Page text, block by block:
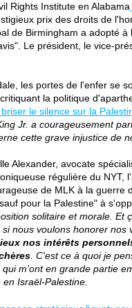
Rights Institute en Alabama
prix des droits de
de Birmingham a adopté
Le président, le vice-
les portes de l'enfer se
la politique
le silence sur la
Jr. a courageusement
cette grave injustice de
Alexander, avocate
régulière du NYT,
de MLK à la guerre
pour la Palestine" à
solitaire et morale. Et
nous voulons honorer nos
nos intérêts
. C'est ce à quoi je
qui m'ont en grande partie
Israël-Palestine.